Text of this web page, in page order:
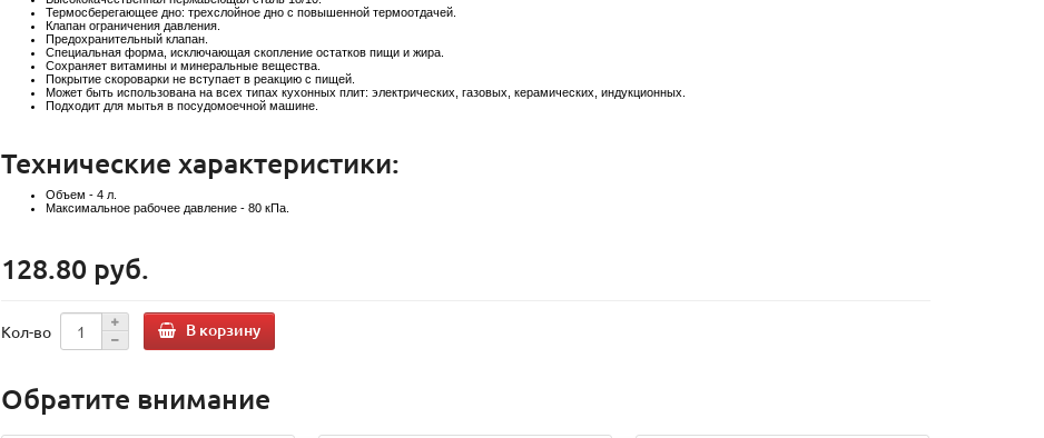
Термосберегающее дно: трехслойное дно с повышенной термоотдачей.
Клапан ограничения давления.
Предохранительный клапан.
Специальная форма, исключающая скопление остатков пищи и жира.
Сохраняет витамины и минеральные вещества.
Покрытие скороварки не вступает в реакцию с пищей.
Может быть использована на всех типах кухонных плит: электрических, газовых, керамических, индукционных.
Подходит для мытья в посудомоечной машине.
Технические характеристики:
Объем - 4 л.
Максимальное рабочее давление - 80 кПа.
128.80 руб.
Кол-во В корзину
Обратите внимание